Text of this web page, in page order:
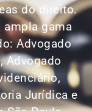
do direito.
ampla gama
Advogado
Advogado
Jurídica e